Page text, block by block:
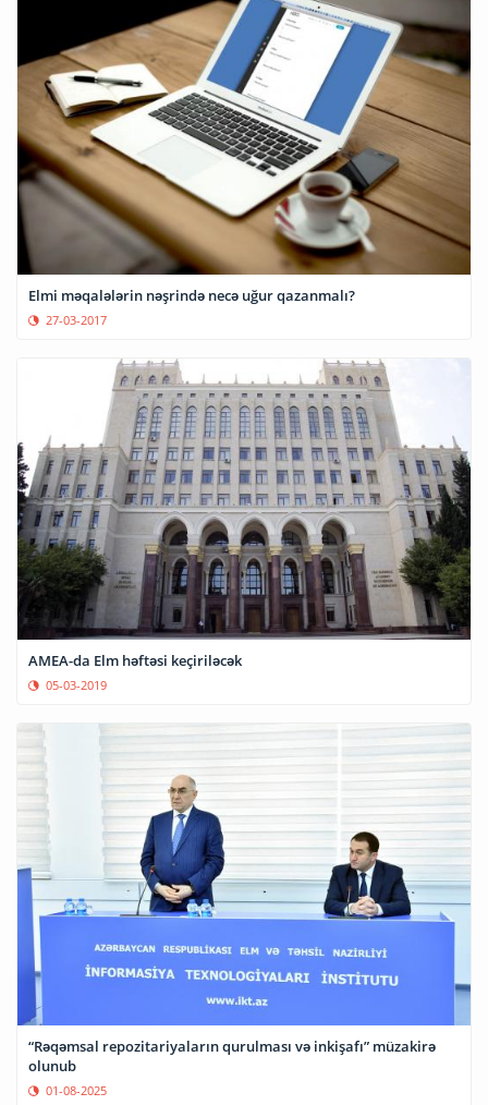
Elmi məqalələrin nəşrində necə uğur qazanmalı?
27-03-2017
AMEA-da Elm həftəsi keçiriləcək
05-03-2019
“Rəqəmsal repozitariyaların qurulması və inkişafı” müzakirə
olunub
01-08-2025